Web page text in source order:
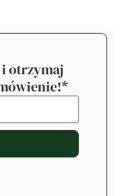
i otrzymaj